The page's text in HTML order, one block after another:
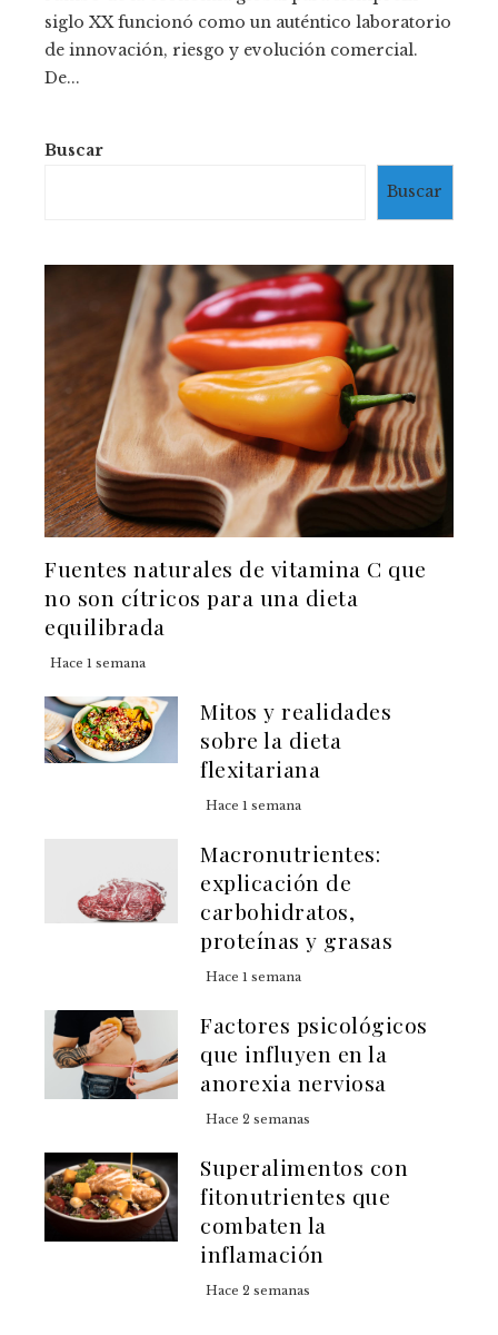
siglo XX funcionó como un auténtico laboratorio
de innovación, riesgo y evolución comercial.
De...
Buscar
Buscar
Fuentes naturales de vitamina C que
no son cítricos para una dieta
equilibrada
Hace 1 semana
Mitos y realidades
sobre la dieta
flexitariana
Hace 1 semana
Macronutrientes:
explicación de
carbohidratos,
proteínas y grasas
Hace 1 semana
Factores psicológicos
que influyen en la
anorexia nerviosa
Hace 2 semanas
Superalimentos con
fitonutrientes que
combaten la
inflamación
Hace 2 semanas